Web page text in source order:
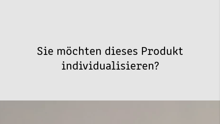
Sie möchten dieses Produkt
individualisieren?